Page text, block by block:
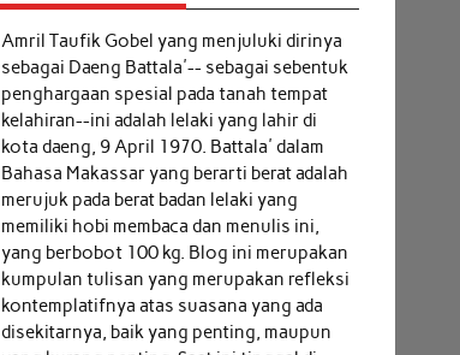
Amril Taufik Gobel yang menjuluki dirinya
sebagai Daeng Battala'-- sebagai sebentuk
penghargaan spesial pada tanah tempat
kelahiran--ini adalah lelaki yang lahir di
kota daeng, 9 April 1970. Battala' dalam
Bahasa Makassar yang berarti berat adalah
merujuk pada berat badan lelaki yang
memiliki hobi membaca dan menulis ini,
yang berbobot 100 kg. Blog ini merupakan
kumpulan tulisan yang merupakan refleksi
kontemplatifnya atas suasana yang ada
disekitarnya, baik yang penting, maupun